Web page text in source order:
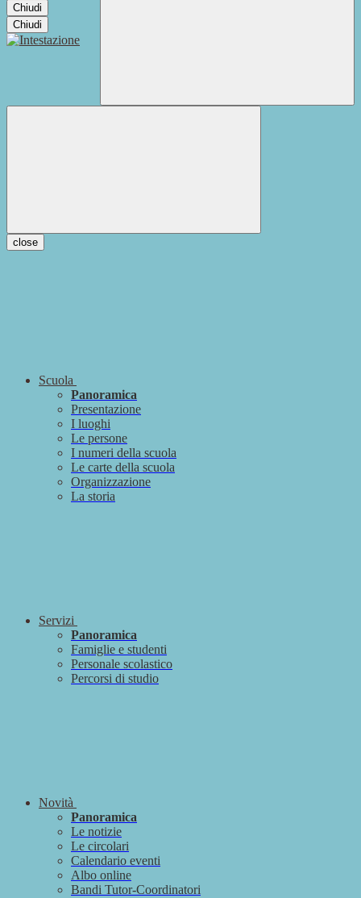
Chiudi
Chiudi
close
Scuola
Panoramica
Presentazione
I luoghi
Le persone
I numeri della scuola
Le carte della scuola
Organizzazione
La storia
Servizi
Panoramica
Famiglie e studenti
Personale scolastico
Percorsi di studio
Novità
Panoramica
Le notizie
Le circolari
Calendario eventi
Albo online
Bandi Tutor-Coordinatori